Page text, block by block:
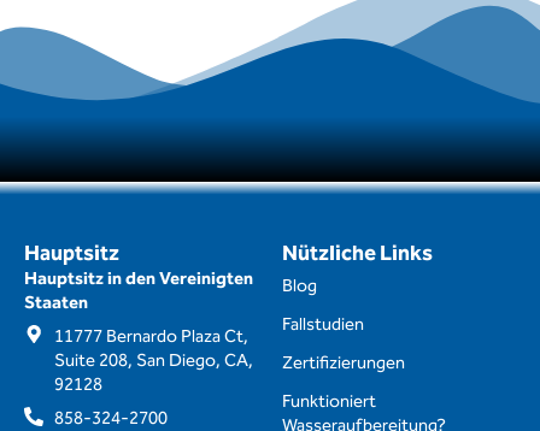
Hauptsitz
Hauptsitz in den Vereinigten
Staaten
11777 Bernardo Plaza Ct,
Suite 208, San Diego, CA,
92128
858-324-2700
Nützliche Links
Blog
Fallstudien
Zertifizierungen
Funktioniert
Wasseraufbereitung?